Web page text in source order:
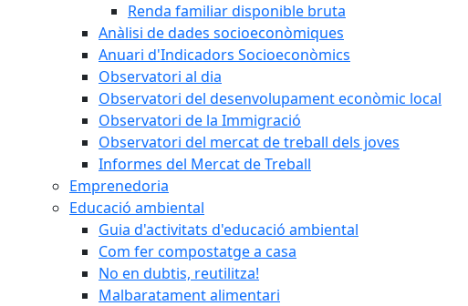
Renda familiar disponible bruta
Anàlisi de dades socioeconòmiques
Anuari d'Indicadors Socioeconòmics
Observatori al dia
Observatori del desenvolupament econòmic local
Observatori de la Immigració
Observatori del mercat de treball dels joves
Informes del Mercat de Treball
Emprenedoria
Educació ambiental
Guia d'activitats d'educació ambiental
Com fer compostatge a casa
No en dubtis, reutilitza!
Malbaratament alimentari